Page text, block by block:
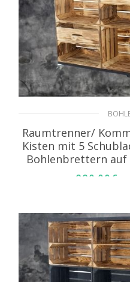
Raumtrenner/
Kisten mit 5
Bohlenbrettern auf
229,99 €